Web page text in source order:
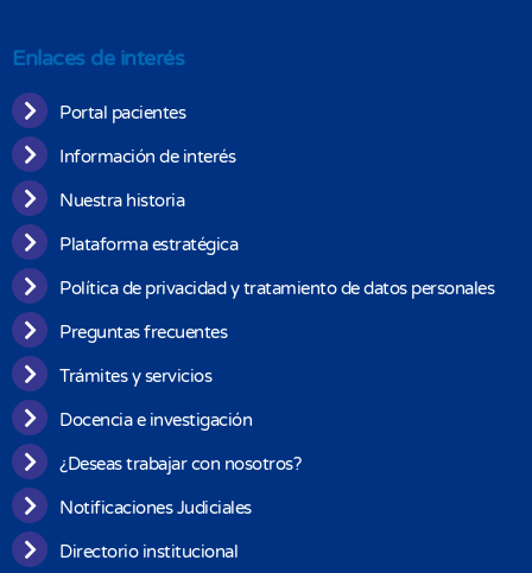
Enlaces de interés
Portal pacientes
Información de interés
Nuestra historia
Plataforma estratégica
Política de privacidad y tratamiento de datos personales
Preguntas frecuentes
Trámites y servicios
Docencia e investigación
¿Deseas trabajar con nosotros?
Notificaciones Judiciales
Directorio institucional